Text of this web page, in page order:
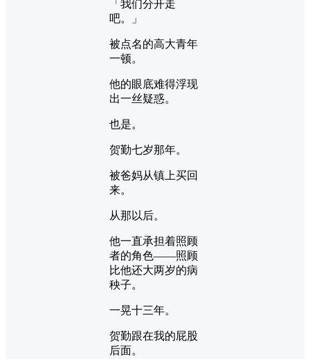
「我们分开走
吧。」
被点名的高大青年
一顿。
他的眼底难得浮现
出一丝疑惑。
也是。
贺勤七岁那年。
被爸妈从镇上买回
来。
从那以后。
他一直承担着照顾
者的角色——照顾
比他还大两岁的病
秧子。
一晃十三年。
贺勤跟在我的屁股
后面。